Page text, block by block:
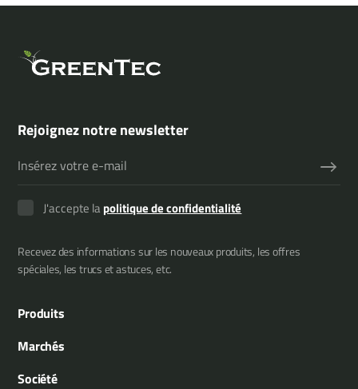
Rejoignez notre newsletter
J'accepte lapolitique de confidentialité
Recevez des informations sur les nouveaux produits, les offres
spéciales, les trucs et astuces, etc.
Produits
Épareuses
Marchés
Municipalité
Société